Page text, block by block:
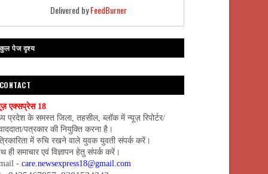
Delivered byFeedBurner
पेज दृश्य
CONTACT
एक्सप्रेस 18
प्रदेश के समस्त जिला, तहसील, ब्लॉक में न्यूज़ रिपोर्टर/
पत्रकार की नियुक्ति करना है।
में रुचि रखने वाले युवक युवती संपर्क करें।
ही समाचार एवं विज्ञापन हेतु संपर्क करें।
- care.newsexpress18@gmail.com